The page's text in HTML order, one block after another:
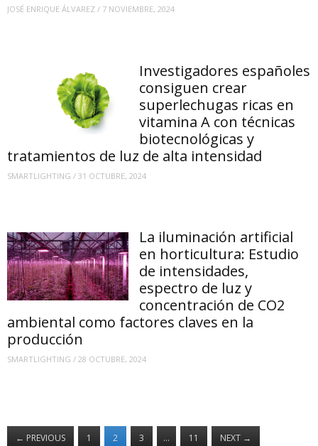
JOSÉ ENRIQUE ÁLVAREZ / 7 NOVIEMBRE, 2024
Investigadores españoles
consiguen crear
superlechugas ricas en
vitamina A con técnicas
biotecnológicas y
tratamientos de luz de alta intensidad
SMARTLIGHTING / 31 OCTUBRE, 2024
La iluminación artificial
en horticultura: Estudio
de intensidades,
espectro de luz y
concentración de CO2
ambiental como factores claves en la
producción
SMARTLIGHTING / 28 OCTUBRE, 2024
← PREVIOUS 1 2 3 … 11 NEXT →